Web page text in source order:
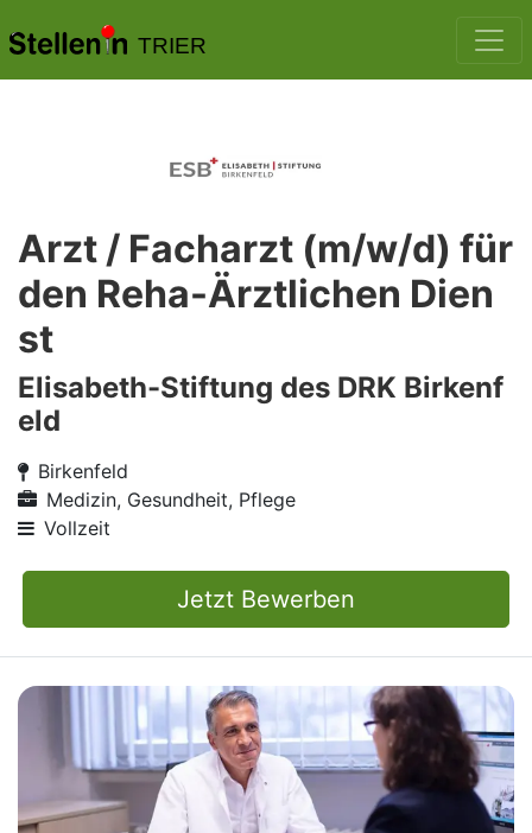
TRIER
Arzt / Facharzt (m/w/d) für
den Reha-Ärztlichen Dien
st
Elisabeth-Stiftung des DRK Birkenf
eld
Birkenfeld
Medizin, Gesundheit, Pflege
Vollzeit
Jetzt Bewerben